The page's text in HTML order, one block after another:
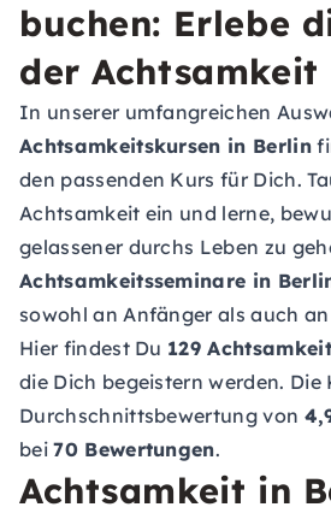
buchen: Erlebe
der Achtsamkeit
In unserer umfangreichen
Achtsamkeitskursen in Berlin
den passenden Kurs für Dich.
Achtsamkeit ein und lerne,
gelassener durchs Leben zu
Achtsamkeitsseminare in
sowohl an Anfänger als auch
Hier findest Du 129
die Dich begeistern werden. Die
Durchschnittsbewertung von
bei70 Bewertungen.
Achtsamkeit in